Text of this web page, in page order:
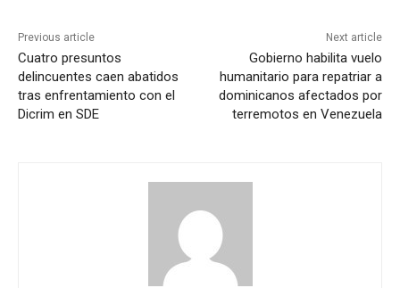
Previous article
Cuatro presuntos
delincuentes caen abatidos
tras enfrentamiento con el
Dicrim en SDE
Next article
Gobierno habilita vuelo
humanitario para repatriar a
dominicanos afectados por
terremotos en Venezuela